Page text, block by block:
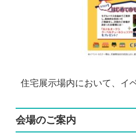
住宅展示場内において、イ
会場のご案内